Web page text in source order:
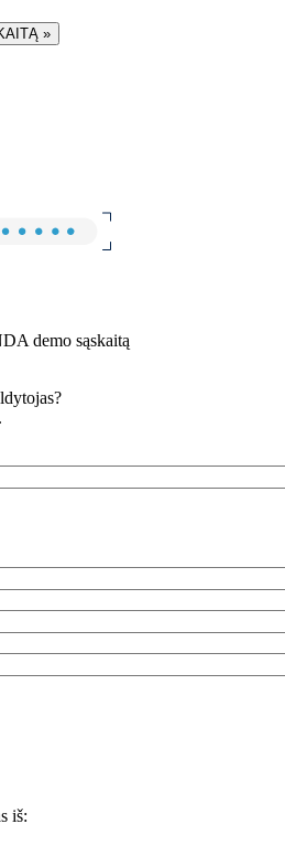
»
demo sąskaitą
iš: